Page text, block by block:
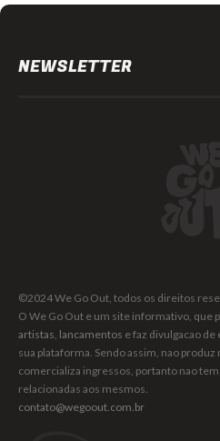
NEWSLETTER
©2024 We Go Out, todos os direitos
O We Go Out e um site informativo, que
artistas, lancamentos e faz divulgacao de
sua plataforma. Sendo assim, nao
comercializa ingressos, portanto nao
relacionadas aos mesmos.
contato@wegoout.com.br